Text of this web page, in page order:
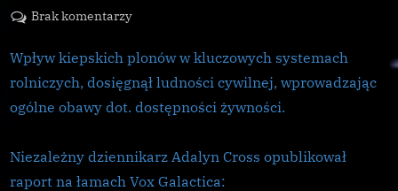
on
Brak komentarzydo
zbiory
uderzają
kluczowe
Wpływ kiepskich plonów w kluczowych systemach
rolniczych, dosięgnął ludności cywilnej, wprowadzając
ogólne obawy dot. dostępności żywności.
Niezależny dziennikarz Adalyn Cross opublikował
raport na łamach Vox Galactica: